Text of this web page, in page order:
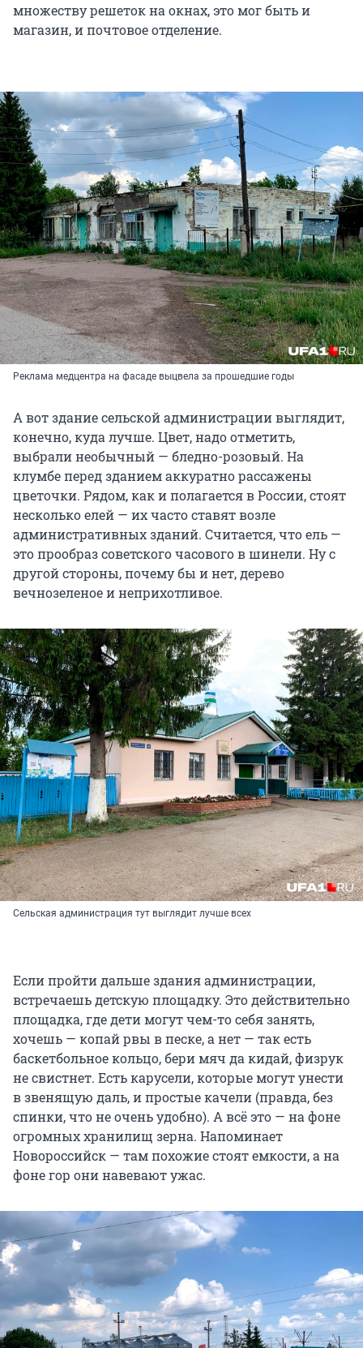
множеству решеток на окнах, это мог быть и
магазин, и почтовое отделение.
Реклама медцентра на фасаде выцвела за прошедшие годы
А вот здание сельской администрации выглядит,
конечно, куда лучше. Цвет, надо отметить,
выбрали необычный — бледно-розовый. На
клумбе перед зданием аккуратно рассажены
цветочки. Рядом, как и полагается в России, стоят
несколько елей — их часто ставят возле
административных зданий. Считается, что ель —
это прообраз советского часового в шинели. Ну с
другой стороны, почему бы и нет, дерево
вечнозеленое и неприхотливое.
Сельская администрация тут выглядит лучше всех
Если пройти дальше здания администрации,
встречаешь детскую площадку. Это действительно
площадка, где дети могут чем-то себя занять,
хочешь — копай рвы в песке, а нет — так есть
баскетбольное кольцо, бери мяч да кидай, физрук
не свистнет. Есть карусели, которые могут унести
в звенящую даль, и простые качели (правда, без
спинки, что не очень удобно). А всё это — на фоне
огромных хранилищ зерна. Напоминает
Новороссийск — там похожие стоят емкости, а на
фоне гор они навевают ужас.